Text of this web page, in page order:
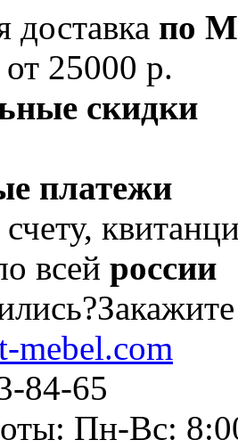
доставка по
от 25000 р.
скидки
платежи
всей россии
mebel.com
84-65
Пн-Вс: